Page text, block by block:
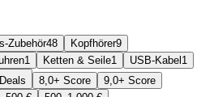
Zubehör48 Kopfhörer9
1 Ketten & Seile1 USB-Kabel 1
Deals 8,0+ Score
9,0+ Score